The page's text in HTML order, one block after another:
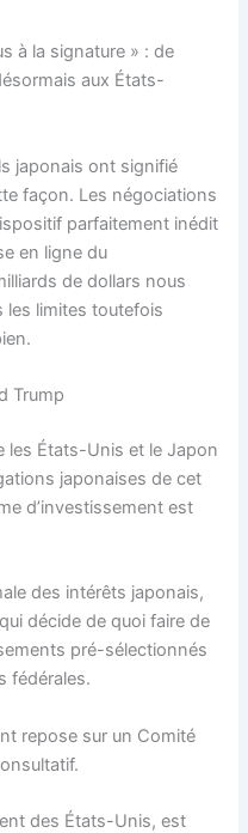
à la signature » : de
aux États-
japonais ont signifié
façon. Les négociations
parfaitement inédit
en ligne du
de dollars nous
les limites toutefois
Trump
les États-Unis et le Japon
japonaises de cet
d’investissement est
des intérêts japonais,
décide de quoi faire de
pré-sélectionnés
fédérales.
repose sur un Comité
des États-Unis, est